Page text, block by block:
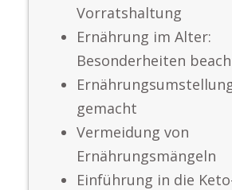
Vorratshaltung
Ernährung im Alter:
Besonderheiten
gemacht
Vermeidung von
Ernährungsmängeln
Einführung in die